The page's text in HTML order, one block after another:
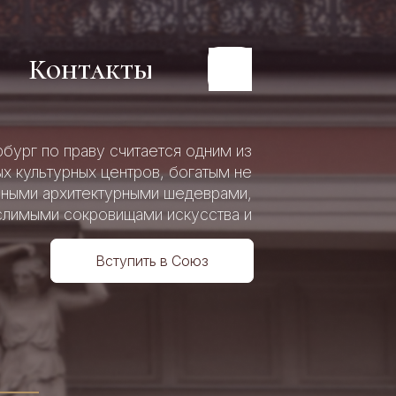
по праву считается одним из
культурных центров, богатым не
архитектурными шедеврами,
сокровищами искусства и
истории.
Контакты
Контакты
Вступить в Союз